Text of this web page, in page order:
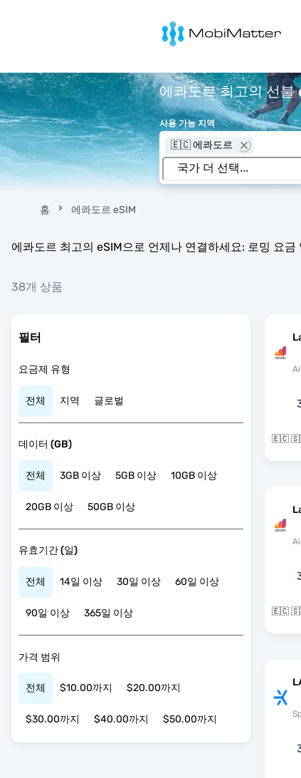
MobiMatter
에콰도르 최고의 선
사용 가능 지역
🇪🇨 에콰도르
홈 에콰도르 eSIM
에콰도르 최고의 eSIM으로 언제나 연결하세요: 로밍 요
38개 상품
필터
요금제 유형
전체 지역 글로벌
데이터 (GB)
전체 3GB 이상 5GB 이상 10GB 이상
20GB 이상 50GB 이상
유효기간 (일)
전체 14일 이상 30일 이상 60일 이상
90일 이상 365일 이상
가격 범위
전체 $10.00까지 $20.00까지
$30.00까지 $40.00까지 $50.00까지